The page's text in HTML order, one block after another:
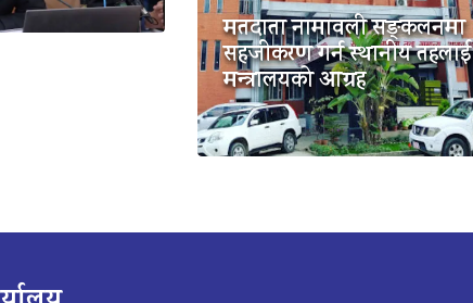
मतदाता नामावली सङ्कलनमा
सहजीकरण गर्न स्थानीय तहलाई
मन्त्रालयको आग्रह